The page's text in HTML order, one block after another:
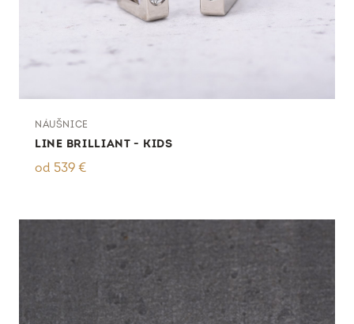
NÁUŠNICE
LINE BRILLIANT - KIDS
od 539 €